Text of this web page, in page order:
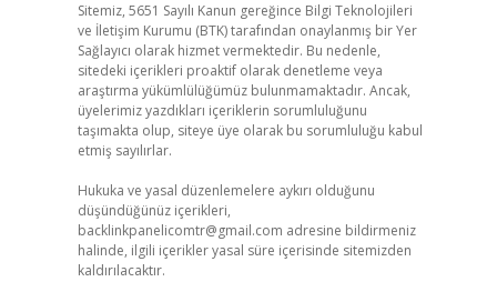
Sitemiz, 5651 Sayılı Kanun gereğince Bilgi Teknolojileri
ve İletişim Kurumu (BTK) tarafından onaylanmış bir Yer
Sağlayıcı olarak hizmet vermektedir. Bu nedenle,
sitedeki içerikleri proaktif olarak denetleme veya
araştırma yükümlülüğümüz bulunmamaktadır. Ancak,
üyelerimiz yazdıkları içeriklerin sorumluluğunu
taşımakta olup, siteye üye olarak bu sorumluluğu kabul
etmiş sayılırlar.
Hukuka ve yasal düzenlemelere aykırı olduğunu
düşündüğünüz içerikleri,
backlinkpanelicomtr@gmail.com adresine bildirmeniz
halinde, ilgili içerikler yasal süre içerisinde sitemizden
kaldırılacaktır.